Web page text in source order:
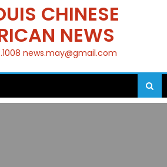
CHINESE
NEWS
news.may@gmail.com